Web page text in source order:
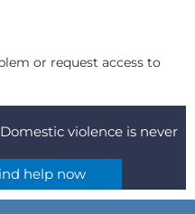
or request access to
Domestic violence is never
help now